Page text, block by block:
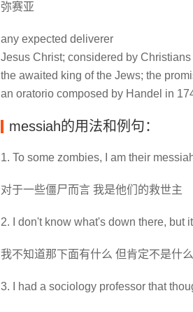
弥赛亚
any expected deliverer
Jesus Christ; considered by
the awaited king of the Jews; the
an oratorio composed by Handel in
messiah的用法和例句：
1. To some zombies, I am their
对于一些僵尸而言 我是他们的救世主
2. I don't know what's down there, but
我不知道那下面有什么 但肯定不是什
3. I had a sociology professor that